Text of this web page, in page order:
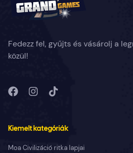
Fedezz fel, gyűjts és vásárolj a
közül!
Kiemelt kategóriák
Moa Civilizáció ritka lapjai